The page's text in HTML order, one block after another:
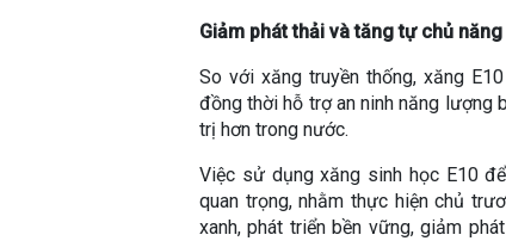
Giảm phát thải và tăng tự chủ
So với xăng truyền thống, xăng
đồng thời hỗ trợ an ninh năng lượng
trị hơn trong nước.
Việc sử dụng xăng sinh học E10
quan trọng, nhằm thực hiện chủ
xanh, phát triển bền vững, giảm